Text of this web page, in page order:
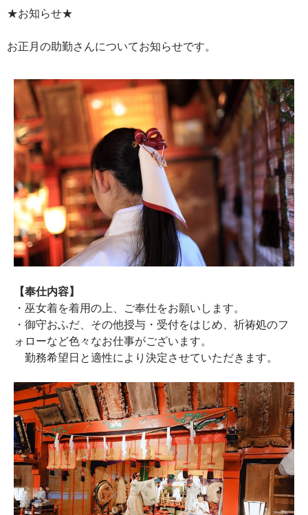
★お知らせ★
お正月の助勤さんについてお知らせです。
【奉仕内容】
・巫女着を着用の上、ご奉仕をお願いします。
・御守おふだ、その他授与・受付をはじめ、祈祷処のフ
ォローなど色々なお仕事がございます。
勤務希望日と適性により決定させていただきます。